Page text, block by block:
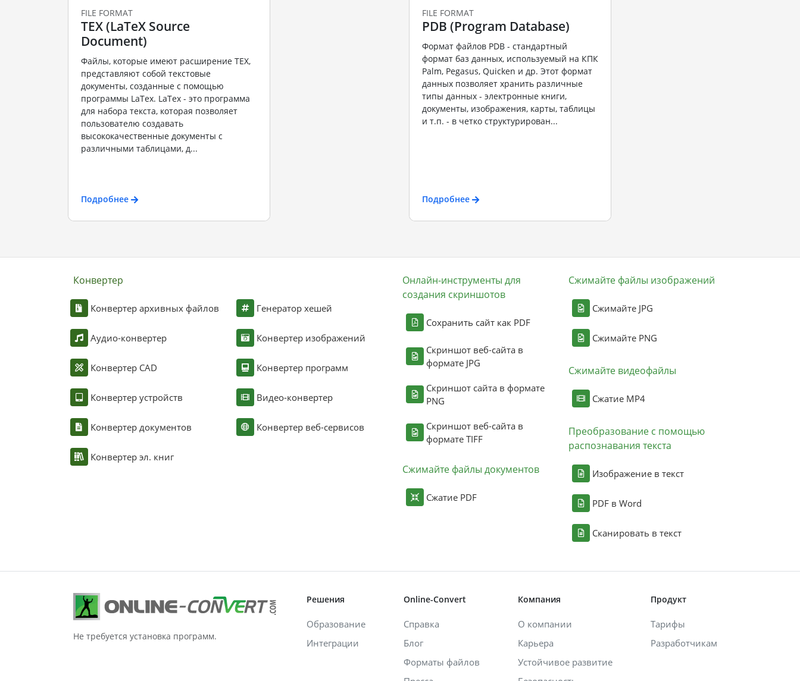
FILE FORMAT
TEX (LaTeX Source
Document)
Файлы, которые имеют расширение TEX,
представляют собой текстовые
документы, созданные с помощью
программы LaTex. LaTex - это программа
для набора текста, которая позволяет
пользователю создавать
высококачественные документы с
различными таблицами, д...
Подробнее
FILE FORMAT
PDB (Program Database)
Формат файлов PDB - стандартный
формат баз данных, используемый на КПК
Palm, Pegasus, Quicken и др. Этот формат
данных позволяет хранить различные
типы данных - электронные книги,
документы, изображения, карты, таблицы
и т.п. - в четко структурирован...
Подробнее
Конвертер
Конвертер архивных файлов
Аудио-конвертер
Конвертер CAD
Конвертер устройств
Конвертер документов
Конвертер эл. книг
Генератор хешей
Конвертер изображений
Конвертер программ
Видео-конвертер
Конвертер веб-сервисов
Онлайн-инструменты для
создания скриншотов
Сохранить сайт как PDF
Скриншот веб-сайта в
формате JPG
Скриншот сайта в формате
PNG
Скриншот веб-сайта в
формате TIFF
Сжимайте файлы документов
Сжатие PDF
Сжимайте файлы изображений
Сжимайте JPG
Сжимайте PNG
Сжимайте видеофайлы
Сжатие MP4
Преобразование с помощью
распознавания текста
Изображение в текст
PDF в Word
Сканировать в текст
Не требуется установка программ.
Решения
Образование
Интеграции
Online-Convert
Справка
Блог
Форматы файлов
Компания
О компании
Карьера
Устойчивое развитие
Продукт
Тарифы
Разработчикам